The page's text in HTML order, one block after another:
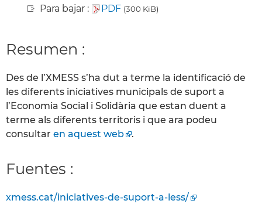
Para bajar :
PDF (300 KiB)
Resumen :
Des de l’XMESS s’ha dut a terme la identificació de
les diferents iniciatives municipals de suport a
l’Economia Social i Solidària que estan duent a
terme als diferents territoris i que ara podeu
consultar en aquest web .
Fuentes :
xmess.cat/iniciatives-de-suport-a-less/